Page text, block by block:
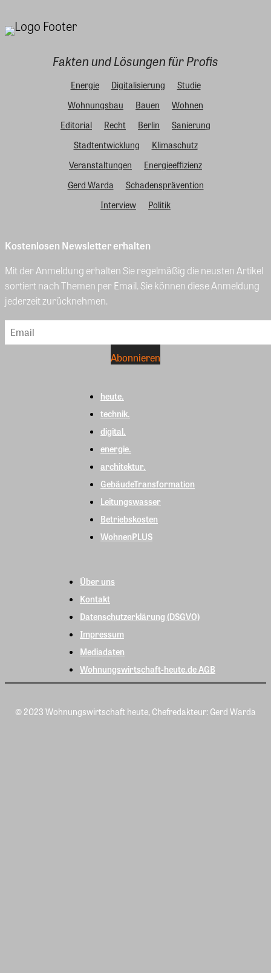
Fakten und Lösungen für Profis
Energie Digitalisierung
Studie
Wohnungsbau
Bauen
Wohnen
Editorial
Recht Berlin
Sanierung
Stadtentwicklung
Klimaschutz
Veranstaltungen
Energieeffizienz
Gerd Warda
Schadensprävention
Interview
Politik
Kostenlosen Newsletter erhalten
Mit der Anmeldung erhalten Sie regelmäßig die neusten Artikel
sortiert nach Themen per Email. Sie können diese Anmeldung
jederzeit zurücknehmen.
heute.
technik.
digital.
energie.
architektur.
GebäudeTransformation
Leitungswasser
Betriebskosten
WohnenPLUS
Über uns
Kontakt
Datenschutzerklärung (DSGVO)
Impressum
Mediadaten
Wohnungswirtschaft-heute.de AGB
© 2023 Wohnungswirtschaft heute, Chefredakteur: Gerd Warda